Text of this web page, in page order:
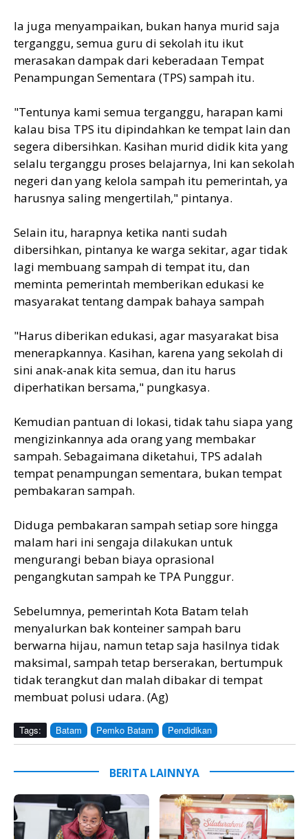
Ia juga menyampaikan, bukan hanya murid saja
terganggu, semua guru di sekolah itu ikut
merasakan dampak dari keberadaan Tempat
Penampungan Sementara (TPS) sampah itu.
"Tentunya kami semua terganggu, harapan kami
kalau bisa TPS itu dipindahkan ke tempat lain dan
segera dibersihkan. Kasihan murid didik kita yang
selalu terganggu proses belajarnya, Ini kan sekolah
negeri dan yang kelola sampah itu pemerintah, ya
harusnya saling mengertilah," pintanya.
Selain itu, harapnya ketika nanti sudah
dibersihkan, pintanya ke warga sekitar, agar tidak
lagi membuang sampah di tempat itu, dan
meminta pemerintah memberikan edukasi ke
masyarakat tentang dampak bahaya sampah
"Harus diberikan edukasi, agar masyarakat bisa
menerapkannya. Kasihan, karena yang sekolah di
sini anak-anak kita semua, dan itu harus
diperhatikan bersama," pungkasya.
Kemudian pantuan di lokasi, tidak tahu siapa yang
mengizinkannya ada orang yang membakar
sampah. Sebagaimana diketahui, TPS adalah
tempat penampungan sementara, bukan tempat
pembakaran sampah.
Diduga pembakaran sampah setiap sore hingga
malam hari ini sengaja dilakukan untuk
mengurangi beban biaya oprasional
pengangkutan sampah ke TPA Punggur.
Sebelumnya, pemerintah Kota Batam telah
menyalurkan bak konteiner sampah baru
berwarna hijau, namun tetap saja hasilnya tidak
maksimal, sampah tetap berserakan, bertumpuk
tidak terangkut dan malah dibakar di tempat
membuat polusi udara. (Ag)
Tags: Batam Pemko Batam Pendidikan
BERITA LAINNYA